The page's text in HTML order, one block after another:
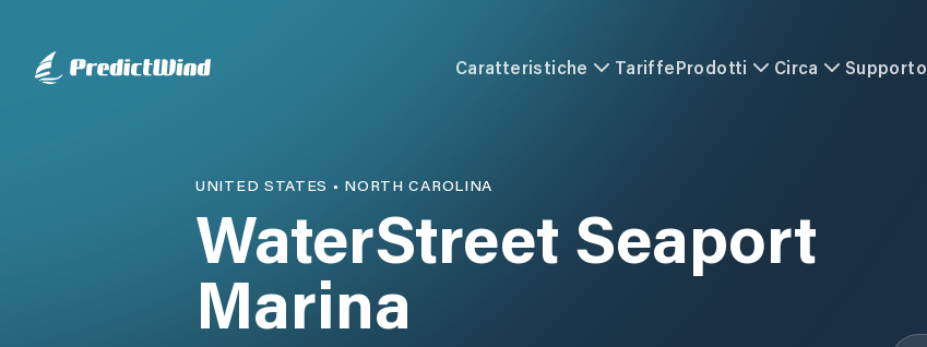
Caratteristiche TariffeProdotti Circa Supporto
UNITED STATES • NORTH CAROLINA
WaterStreet Seaport
Marina